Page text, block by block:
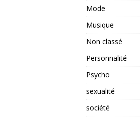
Mode
Musique
Non classé
Personnalité
Psycho
sexualité
société